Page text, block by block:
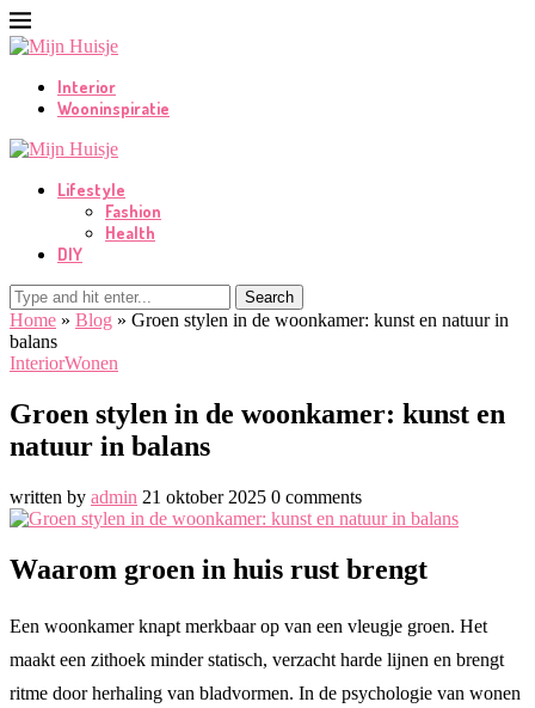
Interior
Wooninspiratie
Lifestyle
Fashion
Health
DIY
Search
Home » Blog » Groen stylen in de woonkamer: kunst en natuur in
balans
InteriorWonen
Groen stylen in de woonkamer: kunst en
natuur in balans
written by admin 21 oktober 2025 0 comments
Waarom groen in huis rust brengt
Een woonkamer knapt merkbaar op van een vleugje groen. Het
maakt een zithoek minder statisch, verzacht harde lijnen en brengt
ritme door herhaling van bladvormen. In de psychologie van wonen